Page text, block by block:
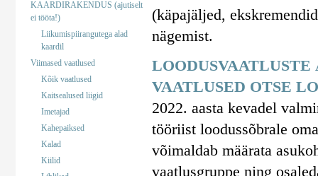
KAARDIRAKENDUS (ajutiselt
ei tööta!)
Liikumispiirangutega alad
kaardil
Viimased vaatlused
Kõik vaatlused
Kaitsealused liigid
Imetajad
Kahepaiksed
Kalad
Kiilid
(käpajäljed,
nägemist.
VAATLUSED OTSE
2022. aasta kevadel
tööriist loodussõbrale
võimaldab määrata
vaatlusgruppe ning